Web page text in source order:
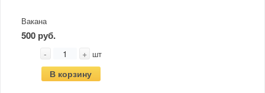
Вакана
500 руб.
- + шт
В корзину